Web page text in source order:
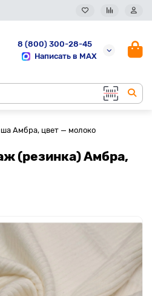
8 (800) 300-28-45
Написать в MAX
Амбра, цвет — молоко
(резинка) Амбра,